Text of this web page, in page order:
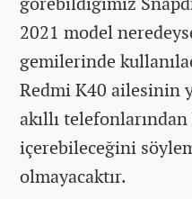
2021 model
gemilerinde
Redmi K40 ailesinin
akıllı telefonlarından
içerebileceğini
olmayacaktır.